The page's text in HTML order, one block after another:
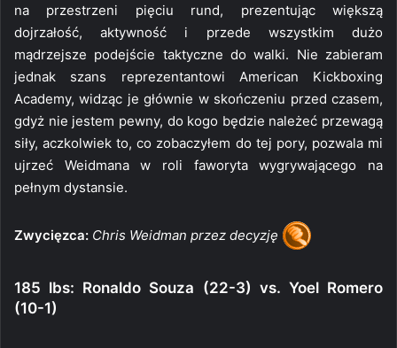
na przestrzeni pięciu rund, prezentując większą
dojrzałość, aktywność i przede wszystkim dużo
mądrzejsze podejście taktyczne do walki. Nie zabieram
jednak szans reprezentantowi American Kickboxing
Academy, widząc je głównie w skończeniu przed czasem,
gdyż nie jestem pewny, do kogo będzie należeć przewagą
siły, aczkolwiek to, co zobaczyłem do tej pory, pozwala mi
ujrzeć Weidmana w roli faworyta wygrywającego na
pełnym dystansie.
Zwycięzca: Chris Weidman przez decyzję
185 lbs: Ronaldo Souza (22-3) vs. Yoel Romero
(10-1)